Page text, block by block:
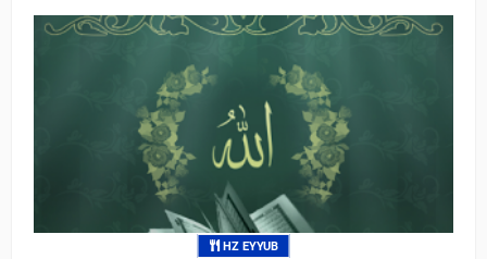
HZ EYYUB